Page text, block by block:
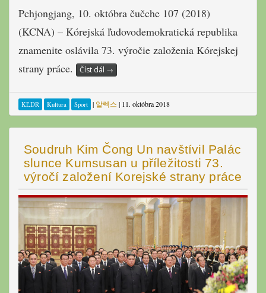
Pchjongjang, 10. októbra čučche 107 (2018)
(KCNA) – Kórejská ľudovodemokratická republika
znamenite oslávila 73. výročie založenia Kórejskej
strany práce.
Číst dál →
KĽDR Kultura Sport | 알렉스 | 11. októbra 2018
Soudruh Kim Čong Un navštívil Palác
slunce Kumsusan u příležitosti 73.
výročí založení Korejské strany práce